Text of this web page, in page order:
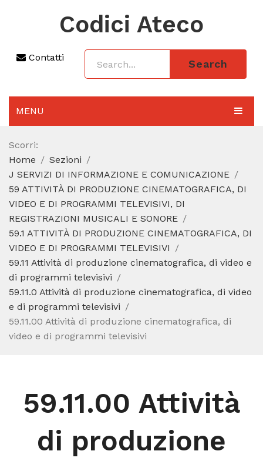
Codici Ateco
Contatti
Search
MENU
AGGIORNAMENTO 2025
SEZIONI
CODICE ATECO A COSA SERVE
CODICE FISCALE
Scorri:
Home
Sezioni
J SERVIZI DI INFORMAZIONE E COMUNICAZIONE
59 ATTIVITÀ DI PRODUZIONE CINEMATOGRAFICA, DI
VIDEO E DI PROGRAMMI TELEVISIVI, DI
REGISTRAZIONI MUSICALI E SONORE
59.1 ATTIVITÀ DI PRODUZIONE CINEMATOGRAFICA, DI
VIDEO E DI PROGRAMMI TELEVISIVI
59.11 Attività di produzione cinematografica, di video e
di programmi televisivi
59.11.0 Attività di produzione cinematografica, di video
e di programmi televisivi
59.11.00 Attività di produzione cinematografica, di
video e di programmi televisivi
59.11.00 Attività
di produzione